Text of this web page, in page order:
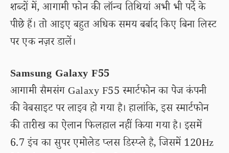
शब्दों में, आगामी फोन की लॉन्च तिथियां अभी भी पर्दे के
पीछे हैं। तो आइए बहुत अधिक समय बर्बाद किए बिना लिस्ट
पर एक नज़र डालें।
Samsung Galaxy F55
आगामी सैमसंग Galaxy F55 स्मार्टफोन का पेज कंपनी
की वेबसाइट पर लाइव हो गया है। हालांकि, इस स्मार्टफोन
की तारीख का ऐलान फिलहाल नहीं किया गया है। इसमें
6.7 इंच का सुपर एमोलेड प्लस डिस्प्ले है, जिसमें 120Hz